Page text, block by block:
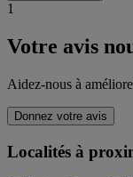
1
Votre avis
Aidez-nous à
Donnez votre avis
Localités à